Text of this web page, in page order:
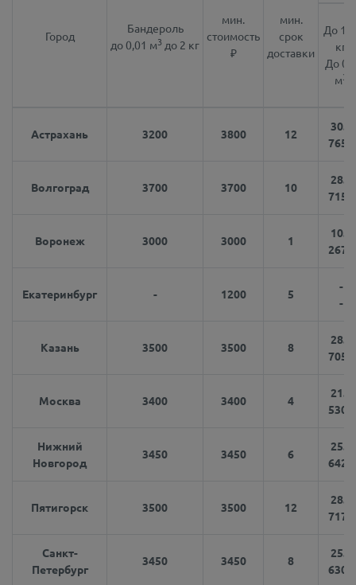
Город
Бандероль
до 0,01 м3 до 2 кг
мин.
стоимость
₽
мин.
срок
доставки
До
кг
До 0.5
м3
Астрахань 3200 3800 12
30.6
7650
Волгоград 3700 3700 10
28.6
7150
Воронеж 3000 3000 1
10.7
2675
Екатеринбург - 1200 5
-
-
Казань 3500 3500 8
28.2
7050
Москва 3400 3400 4
21.2
5300
Нижний
Новгород
3450 3450 6
25.7
6425
Пятигорск 3500 3500 12
28.7
7175
Санкт-
Петербург
3450 3450 8
25.2
6300